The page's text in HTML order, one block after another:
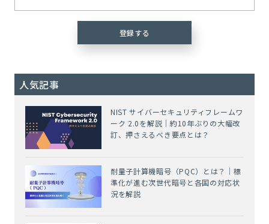
人気記事
NIST サイバーセキュリティフレームワ
ーク 2.0を解説｜約10年ぶりの大幅改
訂、押さえるべき要点とは？
耐量子計算機暗号（PQC）とは？｜標
準化が進む次世代暗号と各国の対応状
況を解説